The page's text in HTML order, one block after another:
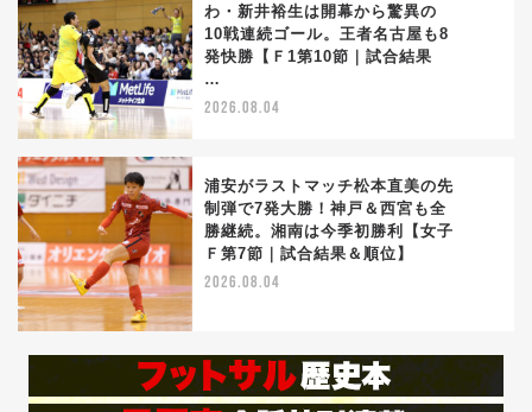
わ・新井裕生は開幕から驚異の
10戦連続ゴール。王者名古屋も8
発快勝【Ｆ1第10節｜試合結果
…
2026.08.04
浦安がラストマッチ松本直美の先
制弾で7発大勝！神戸＆西宮も全
勝継続。湘南は今季初勝利【女子
Ｆ第7節｜試合結果＆順位】
2026.08.04